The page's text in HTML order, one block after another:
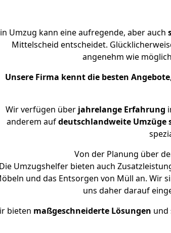
Umzug kann eine aufregende, aber auch
Mittelscheid entscheidet.
angenehm wie
Unsere Firma kennt die besten Angebote
Wir verfügen über jahrelange Erfahrung
anderem aufdeutschlandweite Umzüge
Von der Planung über
Die Umzugshelfer bieten auch
und das Entsorgen von Müll an. Wir
uns daher darauf
bieten maßgeschneiderte Lösungen und